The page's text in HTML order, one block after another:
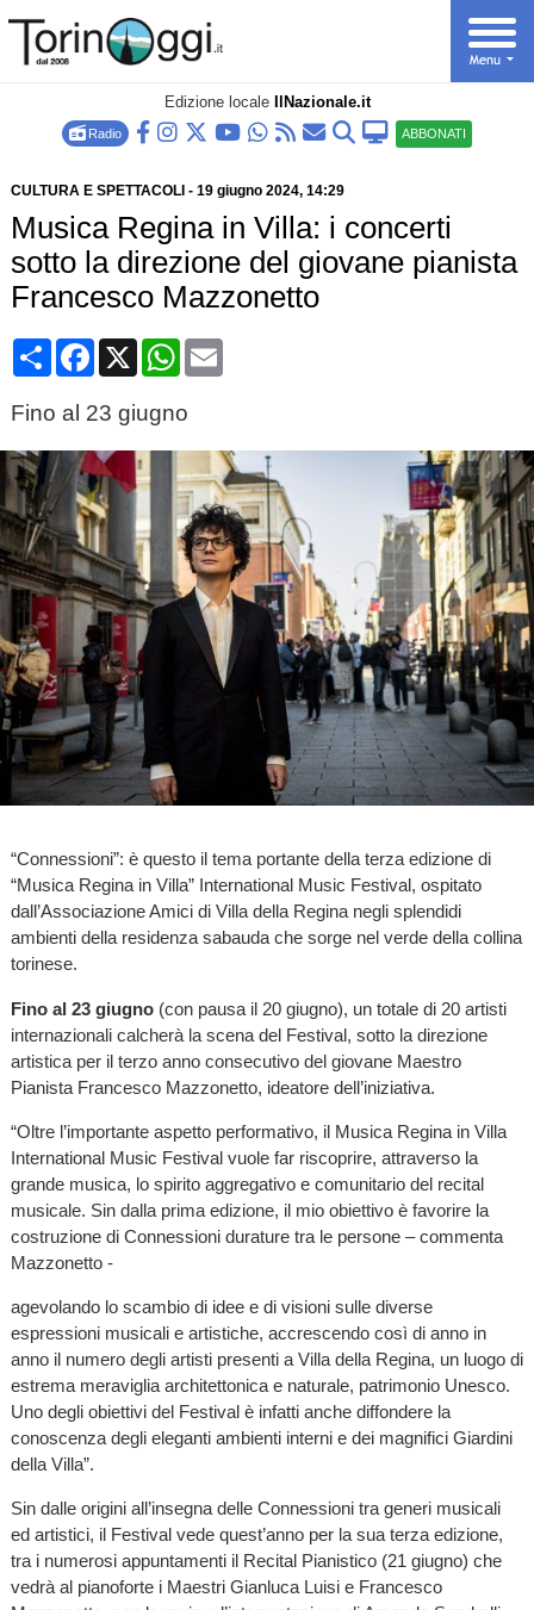
Edizione locale IlNazionale.it
Radio ABBONATI
CULTURA E SPETTACOLI - 19 giugno 2024, 14:29
Musica Regina in Villa: i concerti
sotto la direzione del giovane pianista
Francesco Mazzonetto
CondividiFacebook
X WhatsApp
Email
Fino al 23 giugno
“Connessioni”: è questo il tema portante della terza edizione di
“Musica Regina in Villa” International Music Festival, ospitato
dall’Associazione Amici di Villa della Regina negli splendidi
ambienti della residenza sabauda che sorge nel verde della collina
torinese.
Fino al 23 giugno (con pausa il 20 giugno), un totale di 20 artisti
internazionali calcherà la scena del Festival, sotto la direzione
artistica per il terzo anno consecutivo del giovane Maestro
Pianista Francesco Mazzonetto, ideatore dell’iniziativa.
“Oltre l’importante aspetto performativo, il Musica Regina in Villa
International Music Festival vuole far riscoprire, attraverso la
grande musica, lo spirito aggregativo e comunitario del recital
musicale. Sin dalla prima edizione, il mio obiettivo è favorire la
costruzione di Connessioni durature tra le persone – commenta
Mazzonetto -
agevolando lo scambio di idee e di visioni sulle diverse
espressioni musicali e artistiche, accrescendo così di anno in
anno il numero degli artisti presenti a Villa della Regina, un luogo di
estrema meraviglia architettonica e naturale, patrimonio Unesco.
Uno degli obiettivi del Festival è infatti anche diffondere la
conoscenza degli eleganti ambienti interni e dei magnifici Giardini
della Villa”.
Sin dalle origini all’insegna delle Connessioni tra generi musicali
ed artistici, il Festival vede quest’anno per la sua terza edizione,
tra i numerosi appuntamenti il Recital Pianistico (21 giugno) che
vedrà al pianoforte i Maestri Gianluca Luisi e Francesco